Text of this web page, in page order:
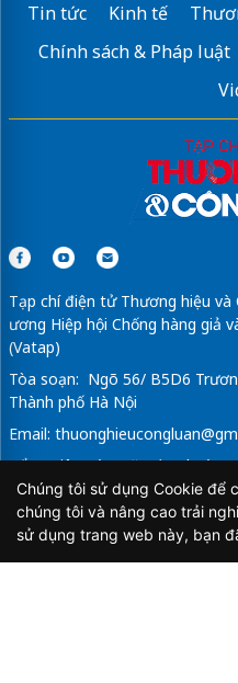
Tin tức Kinh tế
Chính sách & Pháp luật
Tạp chí điện tử Thương hiệu và
ương Hiệp hội Chống hàng giả
(Vatap)
Tòa soạn: Ngõ 56/ B5D6
Thành phố Hà Nội
Email:
Tổng Biên Tập: Vũ Đức Thuận
Giấy phép hoạt động báo chí
Thông tin và Truyền thông cấp
Chúng tôi sử dụng Cookie để
chúng tôi và nâng cao trải
sử dụng trang web này, bạn